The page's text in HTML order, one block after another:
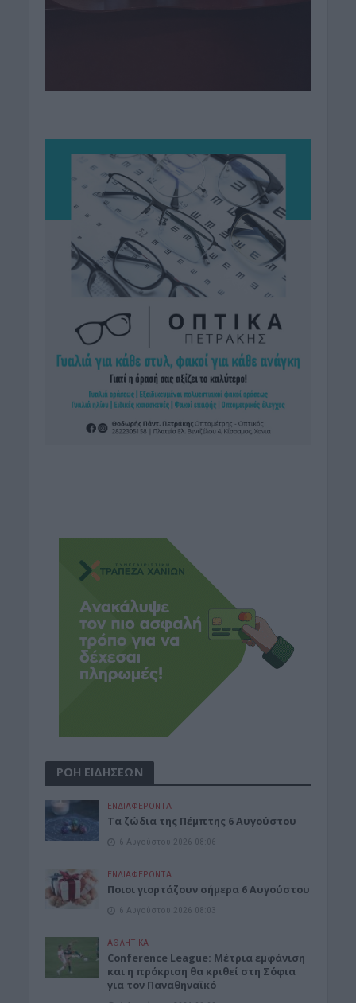
ΡΟΗ ΕΙΔΗΣΕΩΝ
ΕΝΔΙΑΦΕΡΟΝΤΑ
Tα ζώδια της Πέμπτης 6 Αυγούστου
6 Αυγούστου 2026 08:06
ΕΝΔΙΑΦΕΡΟΝΤΑ
Ποιοι γιορτάζουν σήμερα 6 Αυγούστου
6 Αυγούστου 2026 08:03
ΑΘΛΗΤΙΚΑ
Conference League: Μέτρια εμφάνιση
και η πρόκριση θα κριθεί στη Σόφια
για τον Παναθηναϊκό